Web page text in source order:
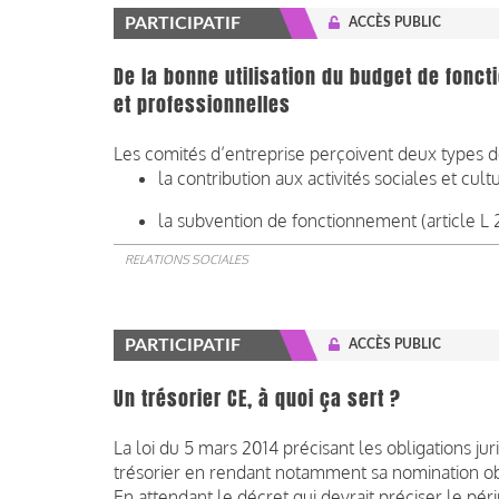
PARTICIPATIF ACCÈS PUBLIC
De la bonne utilisation du budget de
et professionnelles
Les comités d’entreprise perçoivent deux types
la contribution aux activités sociales et
la subvention de fonctionnement (article L
RELATIONS SOCIALES
PARTICIPATIF ACCÈS PUBLIC
Un trésorier CE, à quoi ça sert ?
La loi du 5 mars 2014 précisant les obligations
trésorier en rendant notamment sa nomination